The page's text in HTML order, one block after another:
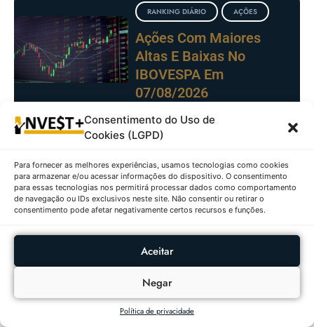
Consentimento do Uso de
Cookies (LGPD)
Para fornecer as melhores experiências, usamos tecnologias como cookies
para armazenar e/ou acessar informações do dispositivo. O consentimento
para essas tecnologias nos permitirá processar dados como comportamento
de navegação ou IDs exclusivos neste site. Não consentir ou retirar o
consentimento pode afetar negativamente certos recursos e funções.
Aceitar
Negar
Política de privacidade
RANKING DIÁRIO AÇÕES
Ações Com Maiores
Altas E Baixas No
IBOVESPA Em
07/08/2026
FUNDOS
IMOBILIÁRIOS
Fundos Imobiliários Com
Maiores Altas E Baixas
Em 07/08/2026
CRIPTOMOEDAS
As Criptomoedas Que
Mais Valorizaram E
Desvalorizaram Em